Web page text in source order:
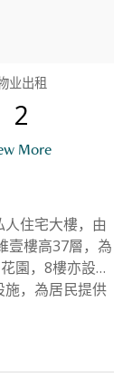
业出租
2
More
住宅大樓，由
壹樓高37層，為
園，8樓亦設有
，為居民提供